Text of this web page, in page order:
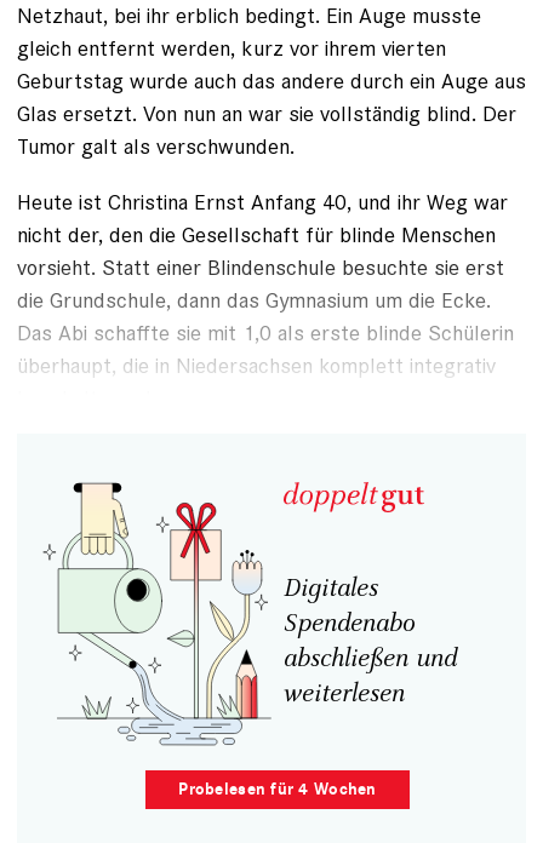
Netzhaut, bei ihr erblich bedingt. Ein Auge musste
gleich entfernt werden, kurz vor ihrem vierten
Geburtstag wurde auch das andere durch ein Auge aus
Glas ersetzt. Von nun an war sie vollständig blind. Der
Tumor galt als verschwunden.
Heute ist Christina Ernst Anfang 40, und ihr Weg war
nicht der, den die Gesellschaft für blinde Menschen
vorsieht. Statt ­einer Blindenschule besuchte sie erst
die Grundschule, dann das Gymnasium um die Ecke.
Das Abi schaffte sie mit 1,0 als erste blinde Schülerin
überhaupt, die in ­Niedersachsen komplett integrativ
Digitales
Spendenabo
abschließen und
weiterlesen
Probelesen für 4 Wochen